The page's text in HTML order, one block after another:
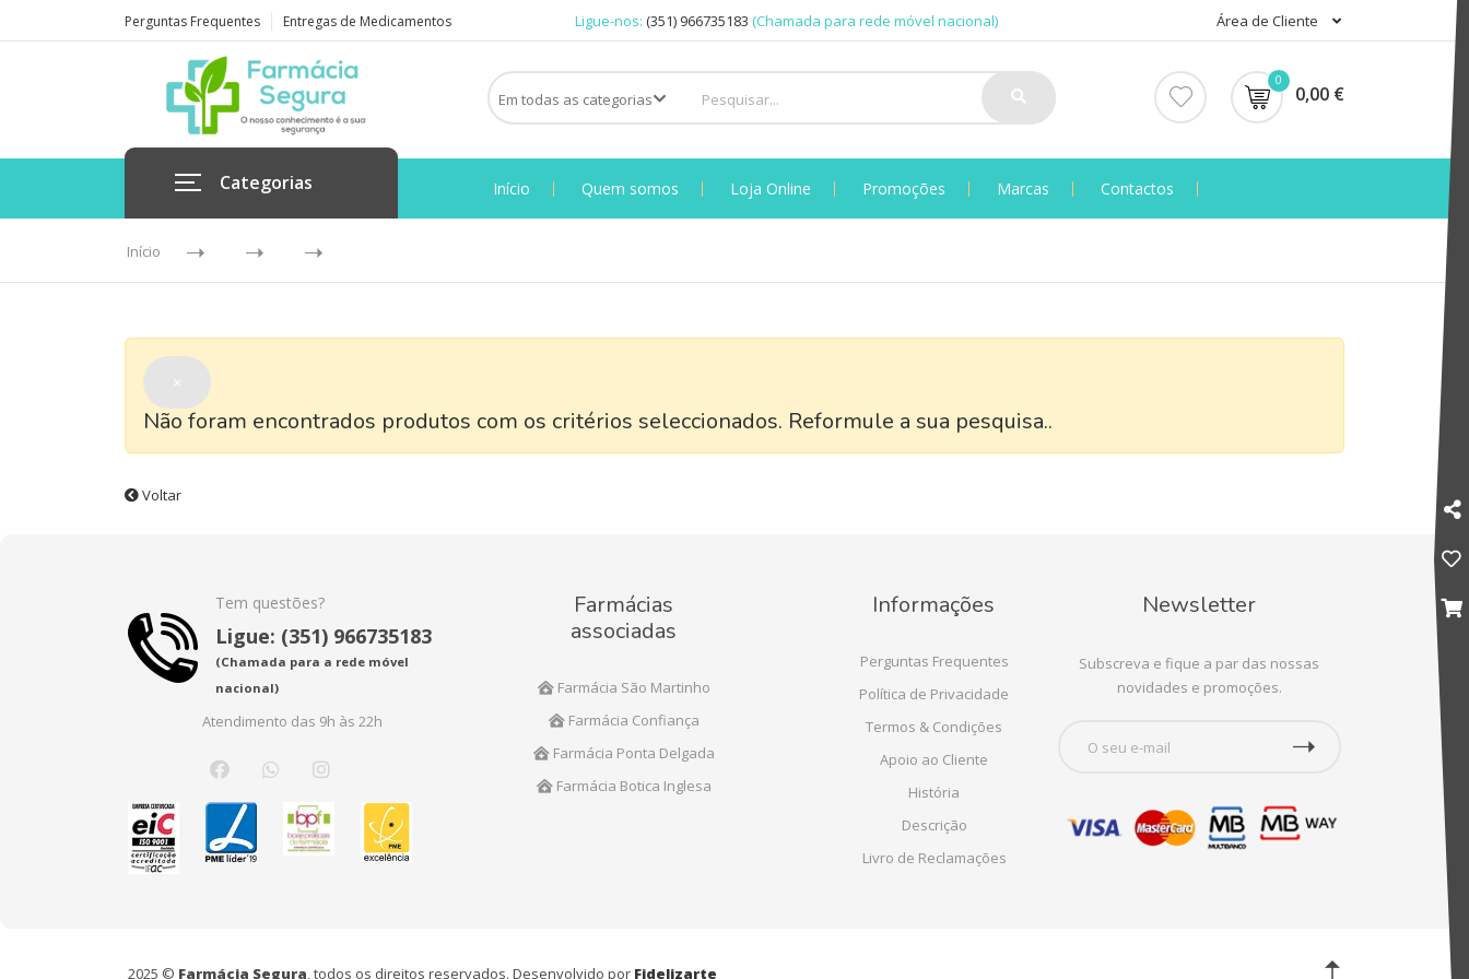
Perguntas Frequentes Entregas de Medicamentos Ligue-nos: (351) 966735183 (Chamada para rede móvel nacional) Área de Cliente
0
0,00 €
Categorias Início Quem somos Loja Online Promoções Marcas Contactos
Início
×
Não foram encontrados produtos com os critérios seleccionados. Reformule a sua pesquisa..
Voltar
Tem questões?
Ligue: (351) 966735183
(Chamada para a rede móvel
nacional)
Atendimento das 9h às 22h
Farmácias
associadas
Farmácia São Martinho
Farmácia Confiança
Farmácia Ponta Delgada
Farmácia Botica Inglesa
Informações
Perguntas Frequentes
Política de Privacidade
Termos & Condições
Apoio ao Cliente
História
Descrição
Livro de Reclamações
Newsletter
Subscreva e fique a par das nossas
novidades e promoções.
2025 © Farmácia Segura, todos os direitos reservados. Desenvolvido por Fidelizarte